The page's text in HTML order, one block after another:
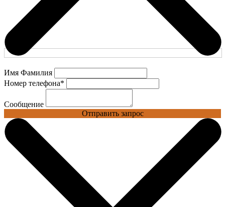
Имя Фамилия
Номер телефона*
Сообщение
Отправить запрос